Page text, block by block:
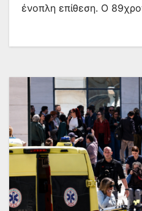
ένοπλη επίθεση. Ο